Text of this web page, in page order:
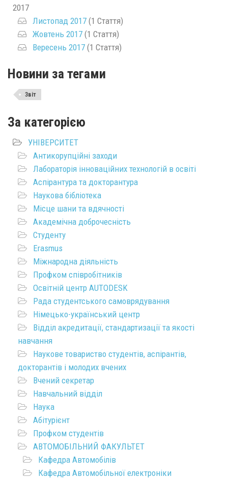
2017
Листопад 2017 (1 Стаття)
Жовтень 2017 (1 Стаття)
Вересень 2017 (1 Стаття)
Новини за тегами
Звіт
За категорією
УНІВЕРСИТЕТ
Антикорупційні заходи
Лабораторія інноваційних технологій в освіті
Аспірантура та докторантура
Наукова бібліотека
Місце шани та вдячності
Академічна доброчесність
Студенту
Erasmus
Міжнародна діяльність
Профком співробітників
Освітній центр AUTODESK
Рада студентського самоврядування
Німецько-український центр
Відділ акредитації, стандартизації та якості
навчання
Наукове товариство студентів, аспірантів,
докторантів і молодих вчених
Вчений секретар
Навчальний відділ
Наука
Абітурієнт
Профком студентів
АВТОМОБІЛЬНИЙ ФАКУЛЬТЕТ
Кафедра Автомобілів
Кафедра Автомобільної електроніки